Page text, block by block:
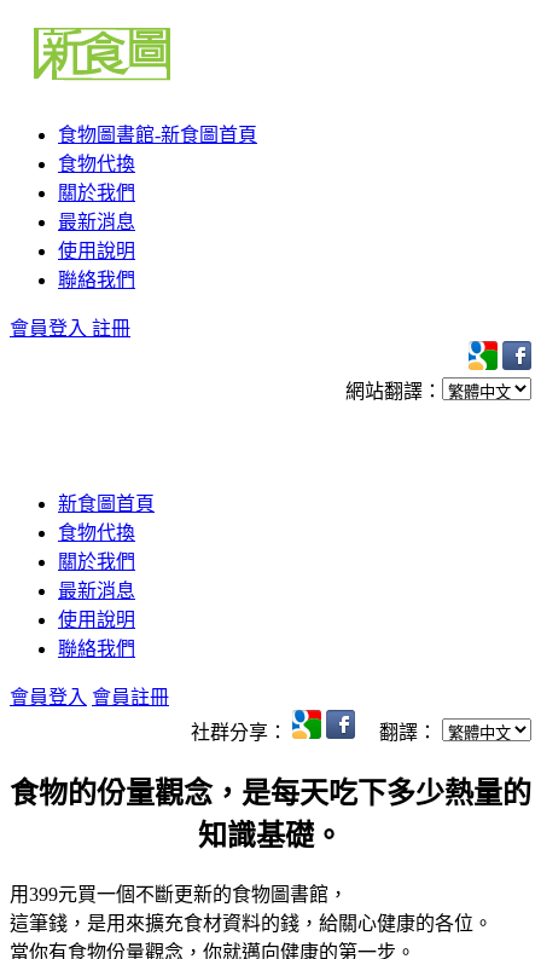
食物圖書館-新食圖首頁
食物代換
關於我們
最新消息
使用說明
聯絡我們
會員登入 註冊
網站翻譯：
新食圖首頁
食物代換
關於我們
最新消息
使用說明
聯絡我們
會員登入 會員註冊
社群分享：
翻譯：
食物的份量觀念，是每天吃下多少熱量的
知識基礎。
用399元買一個不斷更新的食物圖書館，
這筆錢，是用來擴充食材資料的錢，給關心健康的各位。
當你有食物份量觀念，你就邁向健康的第一步。